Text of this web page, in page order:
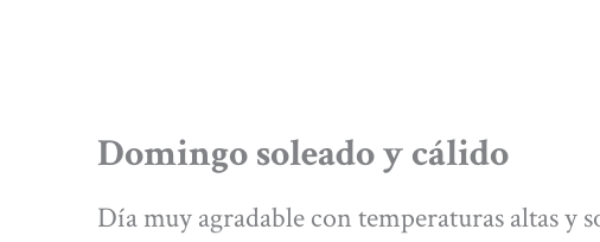
Domingo soleado y cálido
Día muy agradable con temperaturas altas y